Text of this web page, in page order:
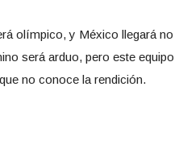
olímpico, y México llegará no
será arduo, pero este equipo
no conoce la rendición.